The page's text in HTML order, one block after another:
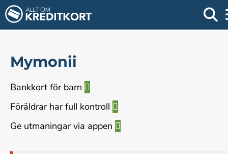
Mymonii
Bankkort för barn
Föräldrar har full kontroll
Ge utmaningar via appen